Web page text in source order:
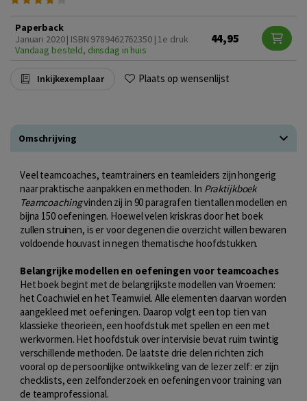
Paperback
Januari 2020 | ISBN 9789462762350 | 1e druk
Vandaag besteld, dinsdag in huis
44,95
Inkijkexemplaar Plaats op wensenlijst
Omschrijving
Veel teamcoaches, teamtrainers en teamleiders zijn hongerig
naar praktische aanpakken en methoden. In Praktijkboek
Teamcoachingvinden zij in 90 paragrafen tientallen modellen en
bijna 150 oefeningen. Hoewel velen kriskras door het boek
zullen struinen, is er voor degenen die overzicht willen bewaren
voldoende houvast in negen thematische hoofdstukken.
Belangrijke modellen en oefeningen voor teamcoaches
Het boek begint met de belangrijkste modellen van Vroemen:
het Coachwiel en het Teamwiel. Alle elementen daarvan worden
aangekleed met oefeningen. Daarop volgt een top tien van
klassieke theorieën, een hoofdstuk met spellen en een met
werkvormen. Het hoofdstuk over intervisie bevat ruim twintig
verschillende methoden. De laatste drie delen richten zich
vooral op de persoonlijke ontwikkeling van de lezer zelf: er zijn
checklists, een zelfonderzoek en oefeningen voor training van
de teamprofessional.